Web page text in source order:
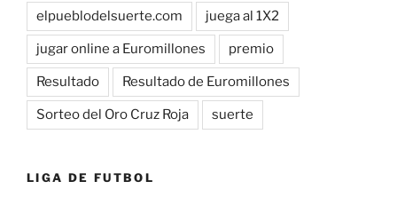
elpueblodelsuerte.com juega al 1X2
jugar online a Euromillones premio
Resultado Resultado de Euromillones
Sorteo del Oro Cruz Roja suerte
LIGA DE FUTBOL